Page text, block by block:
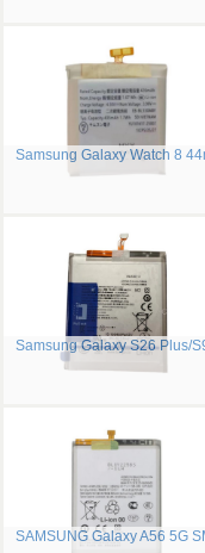
Samsung Galaxy Watch 8
Samsung Galaxy S26 Plus/
SAMSUNG Galaxy A56 5G